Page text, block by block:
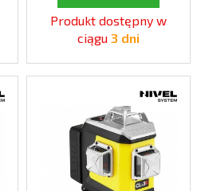
Produkt dostępny w
ciągu 3 dni